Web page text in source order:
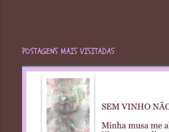
POSTAGENS MAIS VISITADAS